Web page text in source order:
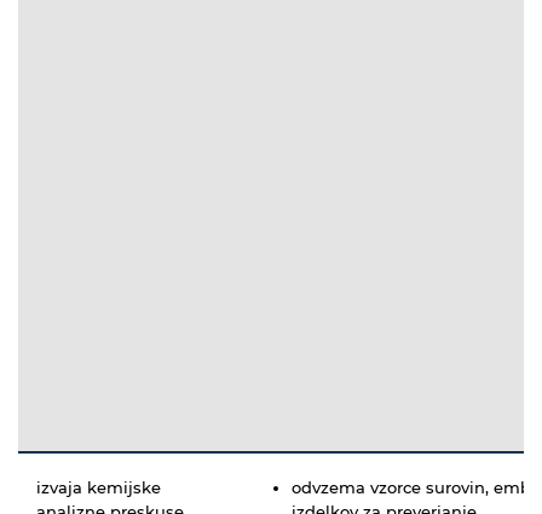
izvaja kemijske
odvzema vzorce surovin,